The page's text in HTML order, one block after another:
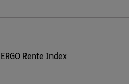
ERGO Rente Index